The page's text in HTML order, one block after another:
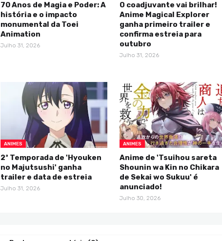
70 Anos de Magia e Poder: A
história e o impacto
monumental da Toei
Animation
Julho 31, 2026
O coadjuvante vai brilhar!
Anime Magical Explorer
ganha primeiro trailer e
confirma estreia para
outubro
Julho 31, 2026
ANIMES
2ª Temporada de 'Hyouken
no Majutsushi' ganha
trailer e data de estreia
Julho 31, 2026
ANIMES
Anime de 'Tsuihou sareta
Shounin wa Kin no Chikara
de Sekai wo Sukuu' é
anunciado!
Julho 30, 2026